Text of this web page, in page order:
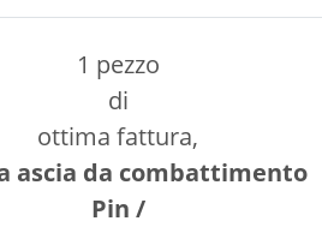
1 pezzo
di
ottima fattura,
ascia da combattimento
Pin /